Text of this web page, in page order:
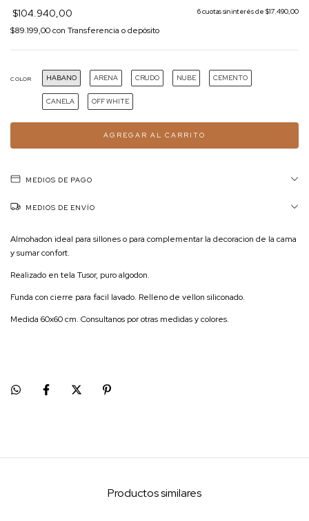
$104.940,00 6cuotas sin interés de $17.490,00
$89.199,00con Transferencia o depósito
COLOR HABANO ARENA CRUDO NUBE CEMENTO
CANELA OFF WHITE
MEDIOS DE PAGO
MEDIOS DE ENVÍO
Almohadon ideal para sillones o para complementar la decoracion de la cama
y sumar confort.
Realizado en tela Tusor, puro algodon.
Funda con cierre para facil lavado. Relleno de vellon siliconado.
Medida 60x60 cm. Consultanos por otras medidas y colores.
Productos similares